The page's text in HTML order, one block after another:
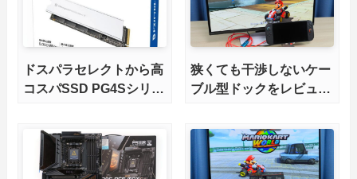
ドスパラセレクトから高
コスパSSD PG4Sシリー
狭くても干渉しないケー
ブル型ドックをレビュ